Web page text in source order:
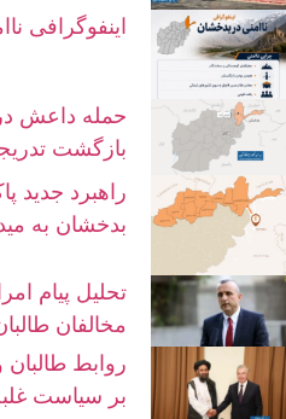
اینفوگرافی
حمله داعش
بازگشت
راهبرد جدید
بدخشان به
تحلیل پیام
مخالفان
روابط طالبان
بر سیاست